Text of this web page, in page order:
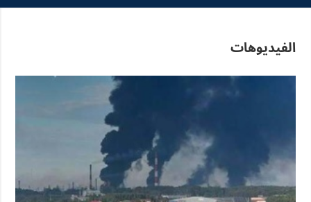
جميع الأقسام
حرب
مجتمع
الدفاع
معلومات عن
الوكالة
جهات الاتصال
سياسة الخصوصية
وحماية البيانات
الشخصية
الفيديوهات